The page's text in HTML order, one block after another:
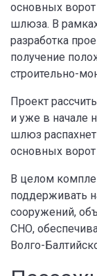
основных
шлюза. В
разработка
получение
строительно-
Проект
и уже в начале
шлюз
основных
В целом
поддерживать
сооружений,
СНО,
Волго-